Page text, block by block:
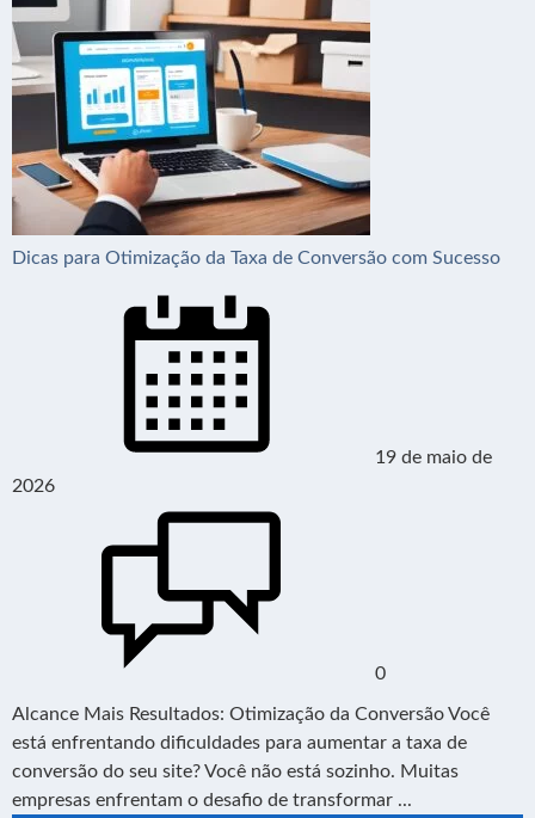
Dicas para Otimização da Taxa de Conversão com Sucesso
19 de maio de
2026
0
Alcance Mais Resultados: Otimização da Conversão Você
está enfrentando dificuldades para aumentar a taxa de
conversão do seu site? Você não está sozinho. Muitas
empresas enfrentam o desafio de transformar ...